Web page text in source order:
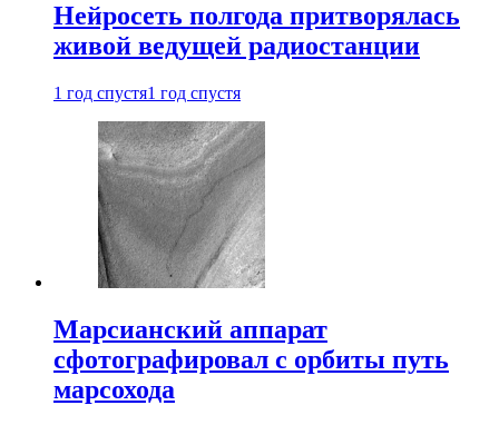
Нейросеть полгода притворялась
живой ведущей радиостанции
1 год спустя1 год спустя
Марсианский аппарат
сфотографировал с орбиты путь
марсохода